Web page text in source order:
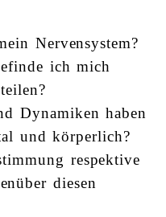
Nervensystem?
ich mich
Dynamiken haben
und körperlich?
respektive
diesen